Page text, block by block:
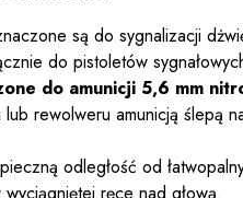
są do sygnalizacji
do pistoletów
do amunicji 5,6 mm
lub rewolweru amunicją ślepą
odległość od